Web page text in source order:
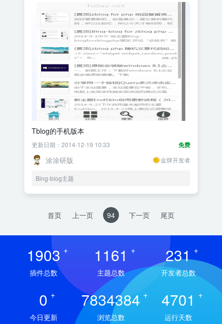
Tblog的手机版本
免费
更新日期：2014-12-19 10:33
涂涂研版 金牌开发者
Bing-blog主题
首页 上一页 94 下一页 尾页
1903 +
插件总数
1161 +
主题总数
231 +
开发者总数
0 +
今日更新
7834384 +
浏览总数
4701 +
运行天数